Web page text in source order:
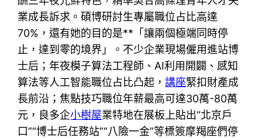
業成長訴求。碩博研討生專屬職位占比高達
70%，還有她的目的是**「讓兩個極端同時停
止，達到零的境界」。不少企業現場僱用進站博
士后；年夜模子算法工程師、AI利用開闢、感知
算法等人工智能職位占比凸起，講座緊扣財產成
長前沿；焦點技巧職位年薪最高可達30萬-80萬
元，良多企小樹屋業特地在展板上貼出“北京戶
口”“博士后任務站”“八險一金”等標簽摩羯座們停